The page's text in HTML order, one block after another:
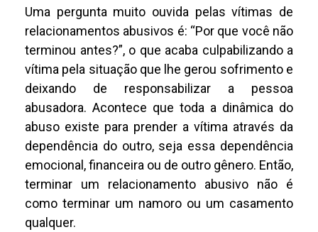
Uma pergunta muito ouvida pelas vítimas de
relacionamentos abusivos é: “Por que você não
terminou antes?”, o que acaba culpabilizando a
vítima pela situação que lhe gerou sofrimento e
deixando de responsabilizar a pessoa
abusadora. Acontece que toda a dinâmica do
abuso existe para prender a vítima através da
dependência do outro, seja essa dependência
emocional, financeira ou de outro gênero. Então,
terminar um relacionamento abusivo não é
como terminar um namoro ou um casamento
qualquer.